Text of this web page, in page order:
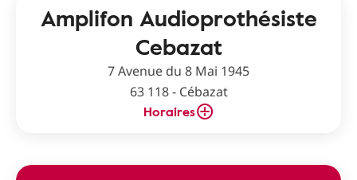
Amplifon Audioprothésiste
Cebazat
7 Avenue du 8 Mai 1945
63 118 - Cébazat
Horaires